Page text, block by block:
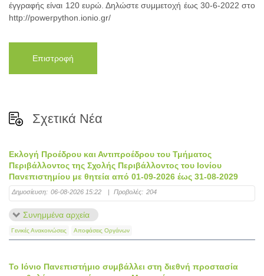
έγγραφής είναι 120 ευρώ. Δηλώστε συμμετοχή έως 30-6-2022 στο
http://powerpython.ionio.gr/
Επιστροφή
Σχετικά Νέα
Εκλογή Προέδρου και Αντιπροέδρου του Τμήματος
Περιβάλλοντος της Σχολής Περιβάλλοντος του Ιονίου
Πανεπιστημίου με θητεία από 01-09-2026 έως 31-08-2029
Δημοσίευση: 06-08-2026 15:22 Προβολές: 204
Συνημμένα αρχεία
Γενικές Ανακοινώσεις Αποφάσεις Οργάνων
Το Ιόνιο Πανεπιστήμιο συμβάλλει στη διεθνή προστασία